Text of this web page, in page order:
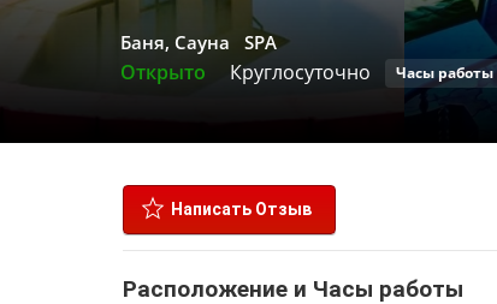
Баня, Сауна SPA
Открыто Круглосуточно Часы работы
Написать Отзыв
Расположение и Часы работы